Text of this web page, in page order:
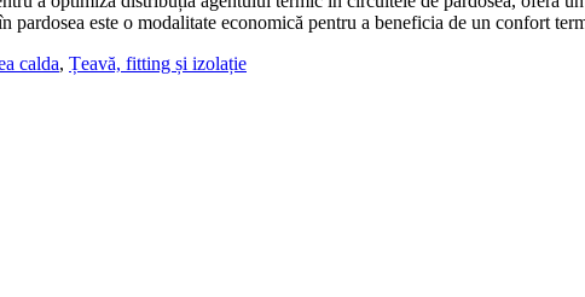
pardosea este o modalitate economică pentru a beneficia de un confort
calda, Țeavă, fitting și izolație